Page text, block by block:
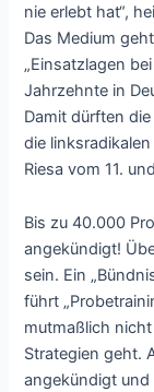
nie erlebt hat“,
Das Medium
„Einsatzlagen
Jahrzehnte in
Damit dürften
die
Riesa vom 11.
Bis zu 40.000
angekündigt!
sein. Ein
führt
mutmaßlich
Strategien geht.
angekündigt